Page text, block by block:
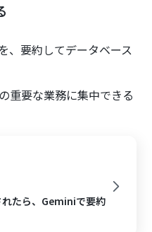
、要約してデータベース
重要な業務に集中できる
たら、Geminiで要約